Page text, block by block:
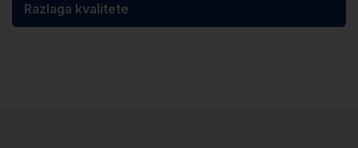
Razlaga kvalitete